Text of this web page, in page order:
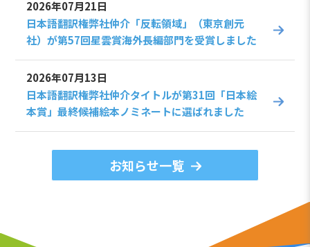
2026年07月21日
日本語翻訳権弊社仲介「反転領域」（東京創元
社）が第57回星雲賞海外長編部門を受賞しました
2026年07月13日
日本語翻訳権弊社仲介タイトルが第31回「日本絵
本賞」最終候補絵本ノミネートに選ばれました
お知らせ一覧